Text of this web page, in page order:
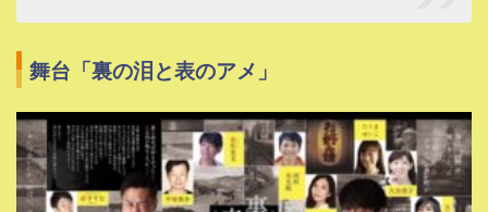
舞台「裏の泪と表のアメ」